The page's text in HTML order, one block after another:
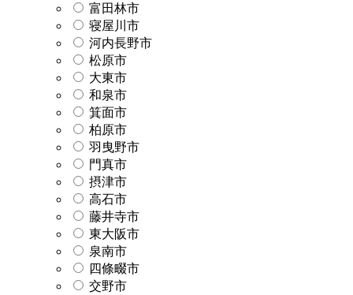
富田林市
寝屋川市
河内長野市
松原市
大東市
和泉市
箕面市
柏原市
羽曳野市
門真市
摂津市
高石市
藤井寺市
東大阪市
泉南市
四條畷市
交野市